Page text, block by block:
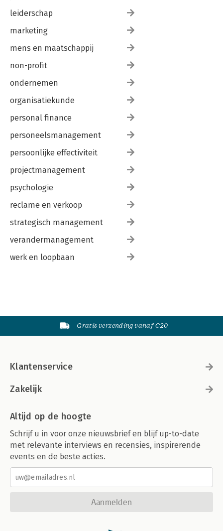
leiderschap
marketing
mens en maatschappij
non-profit
ondernemen
organisatiekunde
personal finance
personeelsmanagement
persoonlijke effectiviteit
projectmanagement
psychologie
reclame en verkoop
strategisch management
verandermanagement
werk en loopbaan
Gratis verzending vanaf €20
Klantenservice
Zakelijk
Altijd op de hoogte
Schrijf u in voor onze nieuwsbrief en blijf up-to-date
met relevante interviews en recensies, inspirerende
events en de beste acties.
Aanmelden